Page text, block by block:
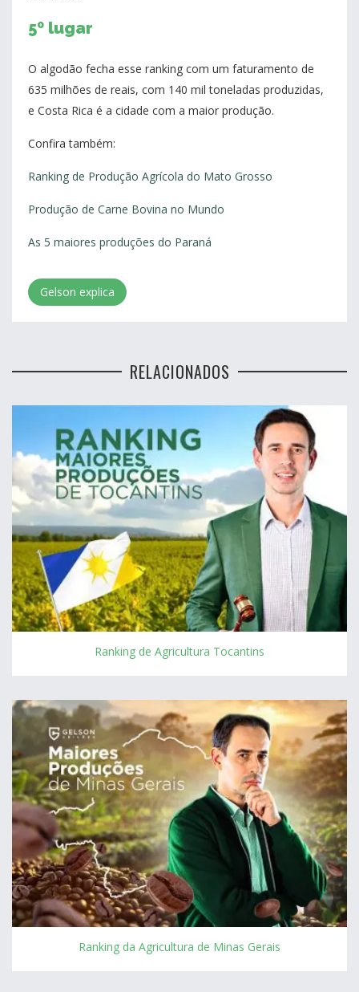
5º lugar
O algodão fecha esse ranking com um faturamento de
635 milhões de reais, com 140 mil toneladas produzidas,
e Costa Rica é a cidade com a maior produção.
Confira também:
Ranking de Produção Agrícola do Mato Grosso
Produção de Carne Bovina no Mundo
As 5 maiores produções do Paraná
Gelson explica
RELACIONADOS
Ranking de Agricultura Tocantins
Ranking da Agricultura de Minas Gerais